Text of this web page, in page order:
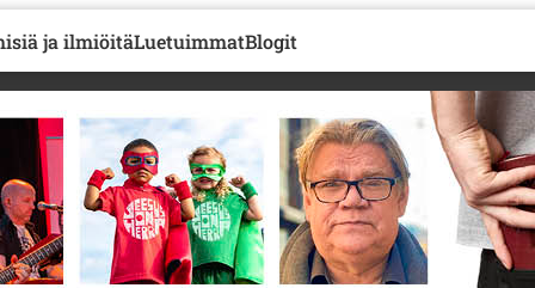
ja ilmiöitäLuetuimmatBlogit